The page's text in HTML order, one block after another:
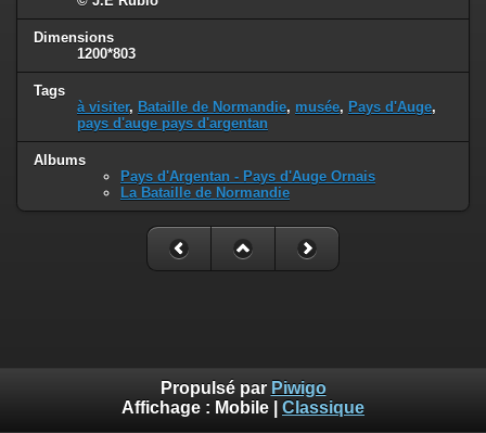
Dimensions
1200*803
Tags
à visiter, Bataille de Normandie, musée, Pays d'Auge,
pays d'auge pays d'argentan
Albums
Pays d'Argentan - Pays d'Auge Ornais
La Bataille de Normandie
Propulsé par Piwigo
Affichage : Mobile Classique